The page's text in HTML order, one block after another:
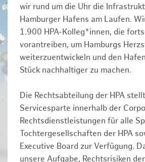
wir rund um die Uhr die
Hamburger Hafens am Laufen.
1.900 HPA-Kolleg*innen, die
vorantreiben, um Hamburgs
weiterzuentwickeln und den
Stück nachhaltiger zu machen.
Die Rechtsabteilung der HPA
Servicesparte innerhalb der
Rechtsdienstleistungen für alle
Tochtergesellschaften der HPA
Executive Board zur Verfügung.
unsere Aufgabe, Rechtsrisiken